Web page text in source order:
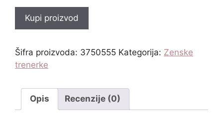
Kupi proizvod
Šifra proizvoda: 3750555 Kategorija: Zenske
trenerke
Opis Recenzije (0)